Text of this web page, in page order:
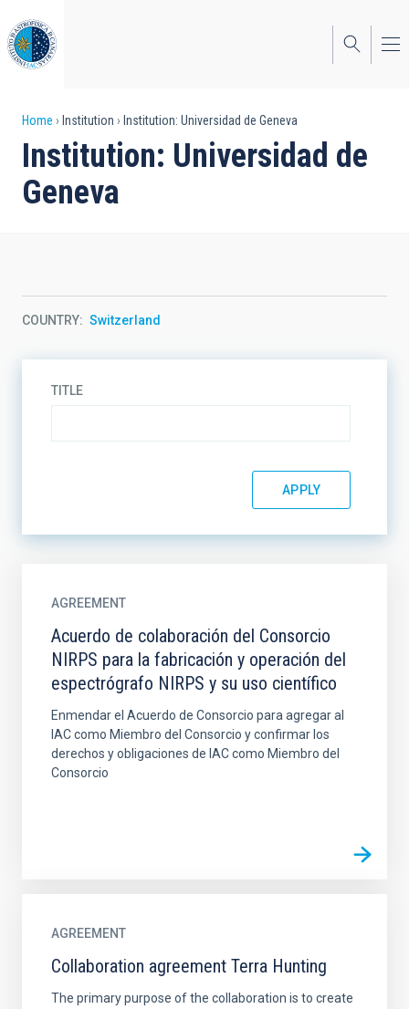
to
main
content
Breadcrumb
Home Institution Institution: Universidad de Geneva
Institution: Universidad de
Geneva
COUNTRY Switzerland
TITLE
AGREEMENT
Acuerdo de colaboración del Consorcio
NIRPS para la fabricación y operación del
espectrógrafo NIRPS y su uso científico
Enmendar el Acuerdo de Consorcio para agregar al
IAC como Miembro del Consorcio y confirmar los
derechos y obligaciones de IAC como Miembro del
Consorcio
AGREEMENT
Collaboration agreement Terra Hunting
The primary purpose of the collaboration is to create